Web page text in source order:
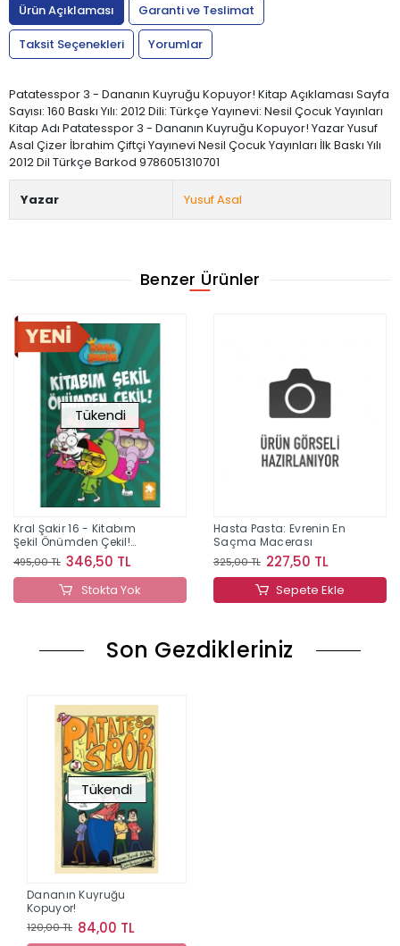
Ürün Açıklaması
Garanti ve Teslimat
Taksit Seçenekleri
Yorumlar
Patatesspor 3 - Dananın Kuyruğu Kopuyor! Kitap Açıklaması Sayfa
Sayısı: 160 Baskı Yılı: 2012 Dili: Türkçe Yayınevi: Nesil Çocuk Yayınları
Kitap Adı Patatesspor 3 - Dananın Kuyruğu Kopuyor! Yazar Yusuf
Asal Çizer İbrahim Çiftçi Yayınevi Nesil Çocuk Yayınları İlk Baskı Yılı
2012 Dil Türkçe Barkod 9786051310701
Yazar Yusuf Asal
Benzer Ürünler
Tükendi
Kral Şakir 16 - Kitabım
Şekil Önümden Çekil!
(Ciltli)
495,00 TL 346,50 TL
Stokta Yok
Hasta Pasta: Evrenin En
Saçma Macerası
325,00 TL 227,50 TL
Sepete Ekle
Son Gezdikleriniz
Tükendi
Dananın Kuyruğu
Kopuyor!
120,00 TL 84,00 TL